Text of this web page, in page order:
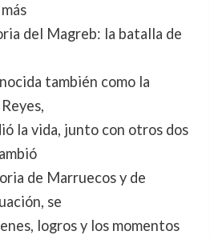
del Magreb: la batalla de
también como la
la vida, junto con otros dos
de Marruecos y de
se
logros y los momentos